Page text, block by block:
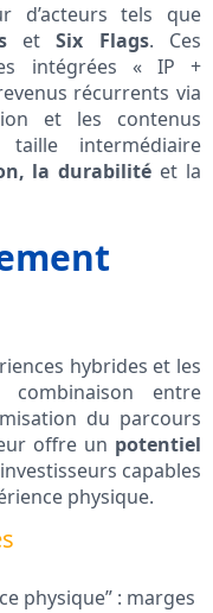
d’acteurs tels que
etSix Flags. Ces
intégrées « IP +
récurrents via
et les contenus
intermédiaire
la durabilité et la
hybrides et les
entre
du parcours
offre un potentiel
capables
physique.
physique” : marges